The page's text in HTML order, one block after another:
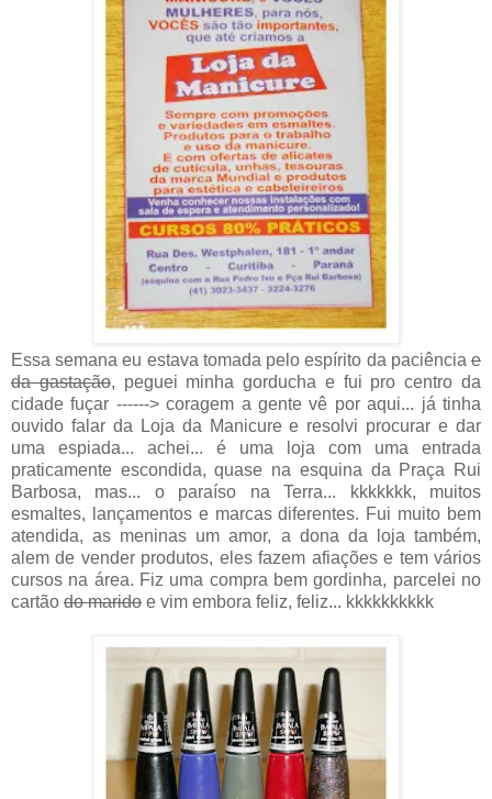
Essa semana eu estava tomada pelo espírito da paciência e
da gastação, peguei minha gorducha e fui pro centro da
cidade fuçar ------> coragem a gente vê por aqui... já tinha
ouvido falar da Loja da Manicure e resolvi procurar e dar
uma espiada... achei... é uma loja com uma entrada
praticamente escondida, quase na esquina da Praça Rui
Barbosa, mas... o paraíso na Terra... kkkkkkk, muitos
esmaltes, lançamentos e marcas diferentes. Fui muito bem
atendida, as meninas um amor, a dona da loja também,
alem de vender produtos, eles fazem afiações e tem vários
cursos na área. Fiz uma compra bem gordinha, parcelei no
cartão do marido e vim embora feliz, feliz... kkkkkkkkkk